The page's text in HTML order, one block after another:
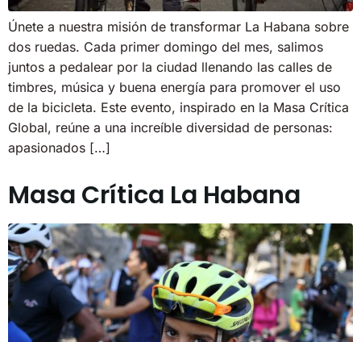
Únete a nuestra misión de transformar La Habana sobre
dos ruedas. Cada primer domingo del mes, salimos
juntos a pedalear por la ciudad llenando las calles de
timbres, música y buena energía para promover el uso
de la bicicleta. Este evento, inspirado en la Masa Crítica
Global, reúne a una increíble diversidad de personas:
apasionados […]
Masa Crítica La Habana